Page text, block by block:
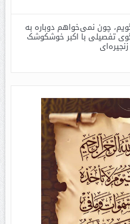
چون نمی‌خواهم دوباره به
تفصیلی با اکبر خوشکوشک